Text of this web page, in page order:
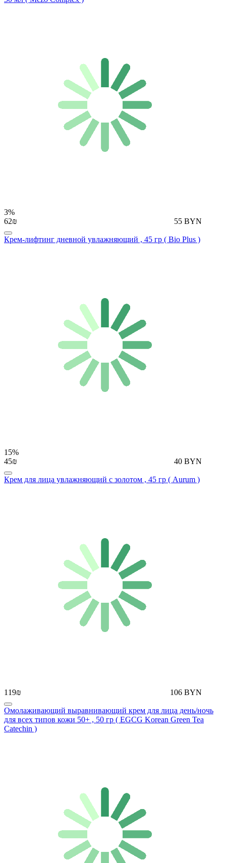
3%
62₪
55 BYN
Крем-лифтинг дневной увлажняющий , 45 гр ( Bio Plus )
15%
45₪
40 BYN
Крем для лица увлажняющий с золотом , 45 гр ( Aurum )
119₪ 106 BYN
Омолаживающий выравнивающий крем для лица день/ночь
для всех типов кожи 50+ , 50 гр ( EGCG Korean Green Tea
Catechin )